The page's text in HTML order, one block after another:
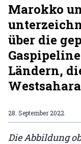
Marokko
über die
Ländern,
28. September 2022
Die Abbildung